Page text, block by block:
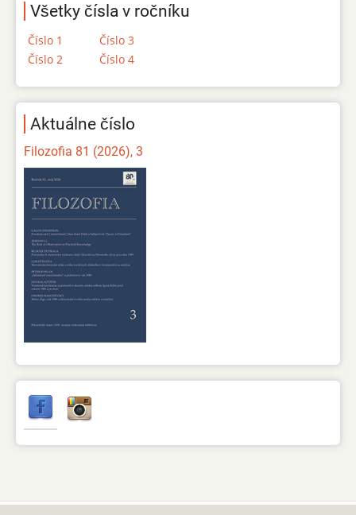
Všetky čísla v ročníku
Číslo 1
Číslo 2
Číslo 3
Číslo 4
Aktuálne číslo
Filozofia 81 (2026), 3